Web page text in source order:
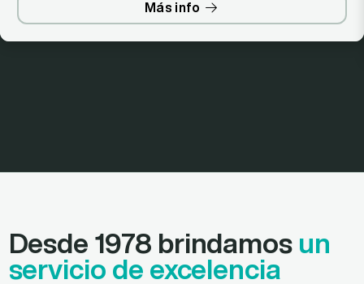
Más info
Desde 1978 brindamos un
servicio de excelencia